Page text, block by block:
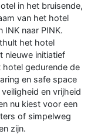
in het bruisende,
van het hotel
naar PINK.
het hotel
nieuwe initiatief
gedurende de
en safe space
en vrijheid
nu kiest voor een
of simpelweg
zijn.